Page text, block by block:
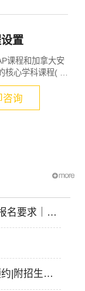
置
课程和加拿大安
心学科课程( C
咨询
名要求｜收
|附招生计